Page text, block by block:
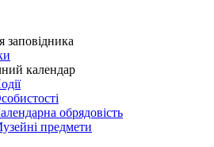
заповідника
календар
обрядовість
предмети